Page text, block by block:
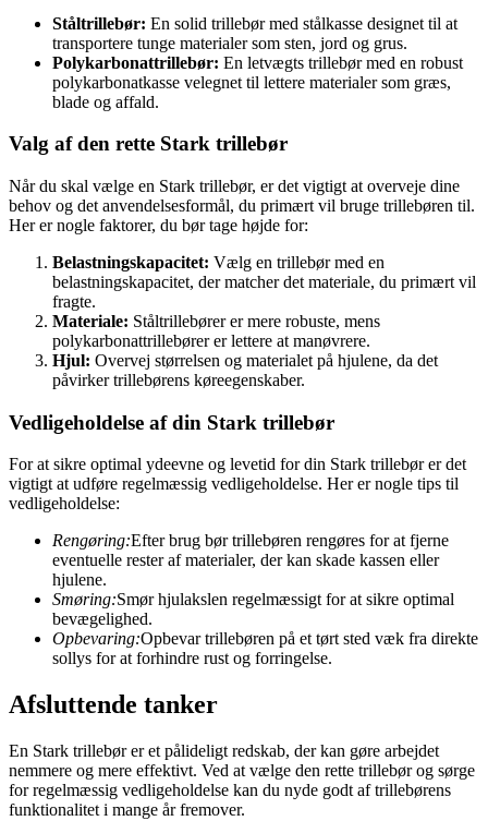
Ståltrillebør: En solid trillebør med stålkasse designet til at
transportere tunge materialer som sten, jord og grus.
Polykarbonattrillebør: En letvægts trillebør med en robust
polykarbonatkasse velegnet til lettere materialer som græs,
blade og affald.
Valg af den rette Stark trillebør
Når du skal vælge en Stark trillebør, er det vigtigt at overveje dine
behov og det anvendelsesformål, du primært vil bruge trillebøren til.
Her er nogle faktorer, du bør tage højde for:
Belastningskapacitet: Vælg en trillebør med en
belastningskapacitet, der matcher det materiale, du primært vil
fragte.
Materiale: Ståltrillebører er mere robuste, mens
polykarbonattrillebører er lettere at manøvrere.
Hjul: Overvej størrelsen og materialet på hjulene, da det
påvirker trillebørens køreegenskaber.
Vedligeholdelse af din Stark trillebør
For at sikre optimal ydeevne og levetid for din Stark trillebør er det
vigtigt at udføre regelmæssig vedligeholdelse. Her er nogle tips til
vedligeholdelse:
Rengøring:Efter brug bør trillebøren rengøres for at fjerne
eventuelle rester af materialer, der kan skade kassen eller
hjulene.
Smøring:Smør hjulakslen regelmæssigt for at sikre optimal
bevægelighed.
Opbevaring:Opbevar trillebøren på et tørt sted væk fra direkte
sollys for at forhindre rust og forringelse.
Afsluttende tanker
En Stark trillebør er et pålideligt redskab, der kan gøre arbejdet
nemmere og mere effektivt. Ved at vælge den rette trillebør og sørge
for regelmæssig vedligeholdelse kan du nyde godt af trillebørens
funktionalitet i mange år fremover.